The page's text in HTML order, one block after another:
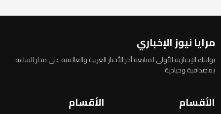
مرايا نيوز الإخباري
بوابتك الإخبارية الأولى لمتابعة آخر الأخبار العربية والعالمية على مدار الساعة
بمصداقية وحيادية.
الأقسام الأقسام